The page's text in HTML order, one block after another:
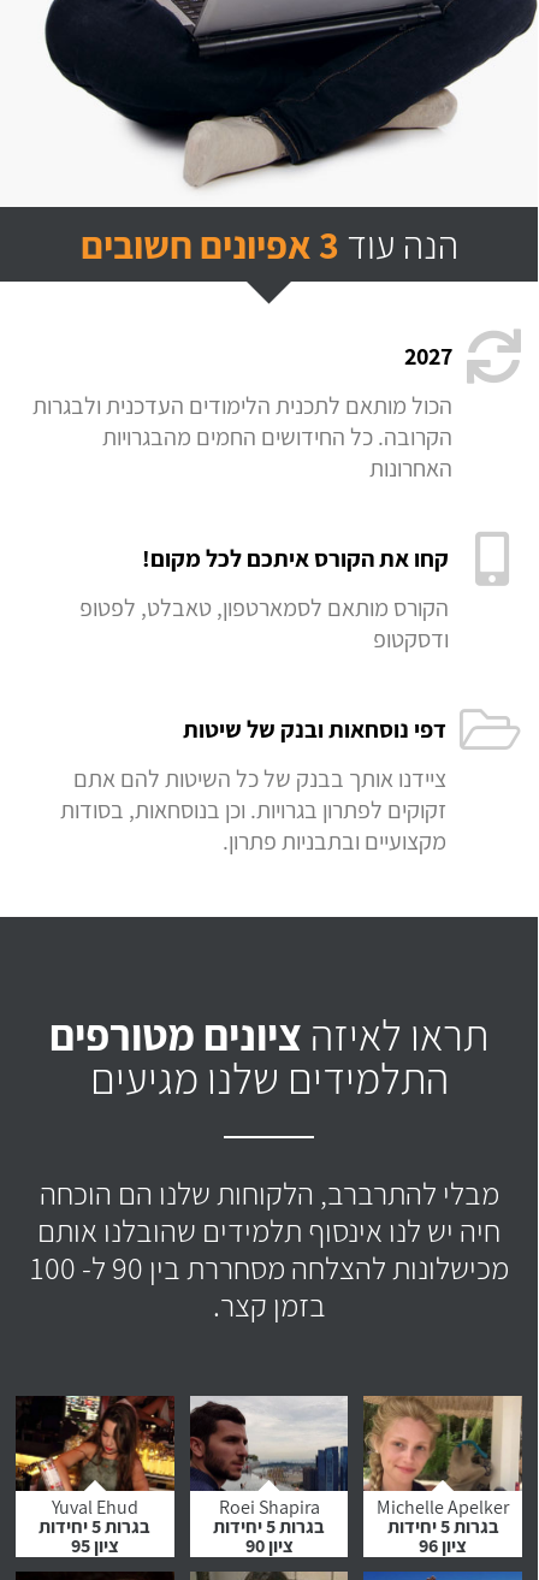
הנה עוד 3 אפיונים חשובים
2027
הכול מותאם לתכנית הלימודים העדכנית ולבגרות
הקרובה. כל החידושים החמים מהבגרויות
האחרונות
קחו את הקורס איתכם לכל מקום!
הקורס מותאם לסמארטפון, טאבלט, לפטופ
ודסקטופ
דפי נוסחאות ובנק של שיטות
ציידנו אותך בבנק של כל השיטות להם אתם
זקוקים לפתרון בגרויות. וכן בנוסחאות, בסודות
מקצועיים ובתבניות פתרון.
תראו לאיזה ציונים מטורפים
התלמידים שלנו מגיעים
מבלי להתרברב, הלקוחות שלנו הם הוכחה
חיה יש לנו אינסוף תלמידים שהובלנו אותם
מכישלונות להצלחה מסחררת בין 90 ל- 100
בזמן קצר.
Michelle Apelker
בגרות 5 יחידות
ציון 96
Roei Shapira
בגרות 5 יחידות
ציון 90
Yuval Ehud
בגרות 5 יחידות
ציון 95